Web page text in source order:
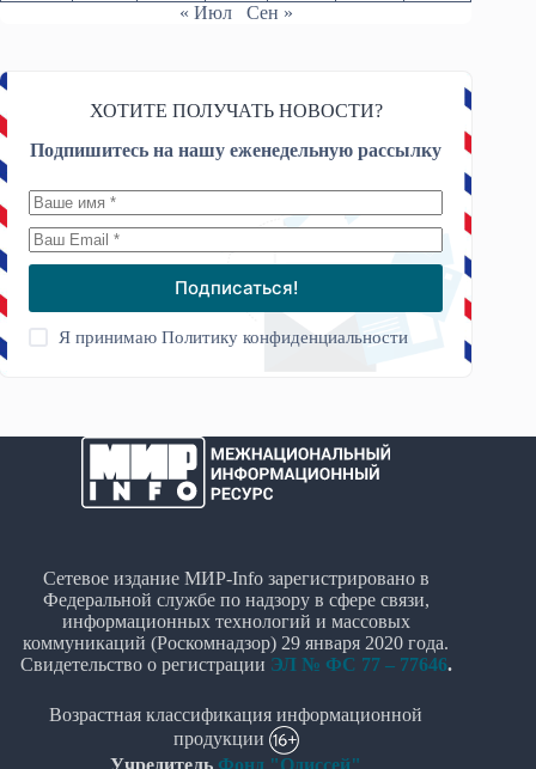
« Июл
Сен »
ХОТИТЕ ПОЛУЧАТЬ НОВОСТИ?
Подпишитесь на нашу еженедельную рассылку
Подписаться!
Я принимаюПолитику конфиденциальности
Сетевое издание МИР-Info зарегистрировано в
Федеральной службе по надзору в сфере связи,
информационных технологий и массовых
коммуникаций (Роскомнадзор) 29 января 2020 года.
Свидетельство о регистрации ЭЛ № ФС 77 – 77646.
Возрастная классификация информационной
продукции